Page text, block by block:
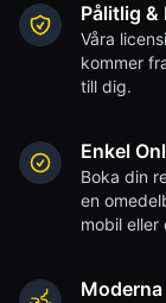
Pålitlig &
Våra
kommer
till dig.
Enkel
Boka din
en
mobil eller
Moderna